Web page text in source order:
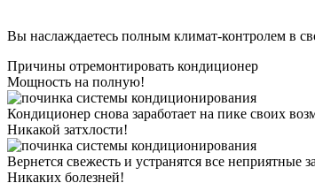
Вы наслаждаетесь полным климат-контролем в
Причины отремонтировать кондиционер
Мощность на полную!
Кондиционер снова заработает на пике своих
Никакой затхлости!
Вернется свежесть и устранятся все неприятные
Никаких болезней!